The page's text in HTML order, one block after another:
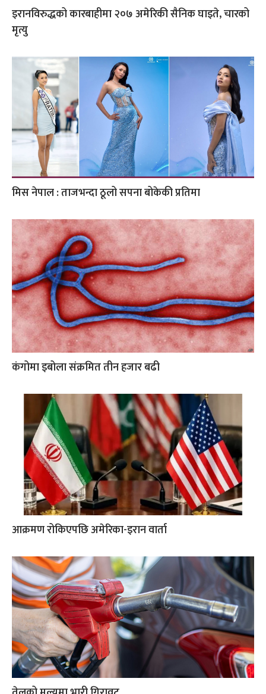
इरानविरुद्धको कारबाहीमा २०७ अमेरिकी सैनिक घाइते, चारको
मृत्यु
मिस नेपाल : ताजभन्दा ठूलो सपना बोकेकी प्रतिमा
कंगोमा इबोला संक्रमित तीन हजार बढी
आक्रमण रोकिएपछि अमेरिका-इरान वार्ता